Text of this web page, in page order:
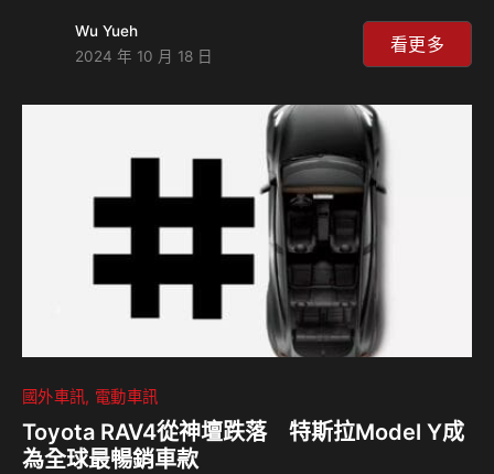
外形更加流線，並且捨棄了傳統的水箱護罩格柵設計，呈現出
更加簡潔、科技感十足的外觀，這一點與MG的燃油車型有明
傳統的進氣格柵，取而代之的是平滑的封閉式設計，與MG的
燃油車型明顯區分開來，前保桿兩側的進氣口設計靈感來自
MG Cyberster跑車，而分離式LED頭燈則更為纖細、銳利，
Wu Yueh
2024 年 10 月 18 日
看更多
國外車訊 電動車訊
Toyota RAV4從神壇跌落 特斯拉Model Y成
為全球最暢銷車款